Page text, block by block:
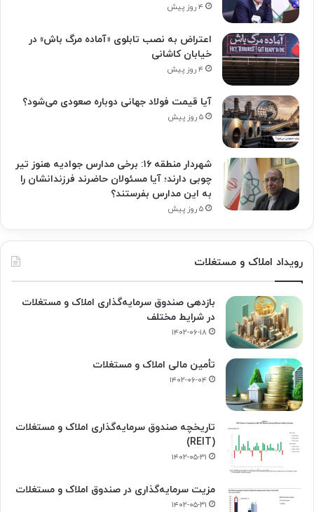
۴ روز پیش
اعتراض به نصب تابلوی «آماده مرگ باش» در
خیابان کاشانی
۴ روز پیش
آیا قیمت فولاد جهانی دوباره صعودی می‌شود؟
۵ روز پیش
شهردار منطقه ۱۶: برخی مدارس جوادیه هنوز تیر
چوبی دارند؛ آیا مسئولان حاضرند فرزندانشان را
به این مدارس بفرستند؟
۵ روز پیش
رویداد املاک و مستغلات
بازدهی صندوق سرمایه‌گذاری املاک و مستغلات
در شرایط مختلف
۱۴۰۲-۰۶-۱۸
تأمین مالی املاک و مستغلات
۱۴۰۲-۰۶-۰۴
تاریخچه صندوق سرمایه‌گذاری املاک و مستغلات
(REIT)
۱۴۰۲-۰۵-۳۱
مزیت سرمایه‌گذاری در صندوق املاک و مستغلات
۱۴۰۲-۰۵-۳۱